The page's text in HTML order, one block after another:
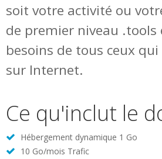
soit votre activité ou
de premier niveau
besoins de tous ceux
sur Internet.
Ce qu'inclut le
Hébergement dynamique 1 Go
10 Go/mois Trafic